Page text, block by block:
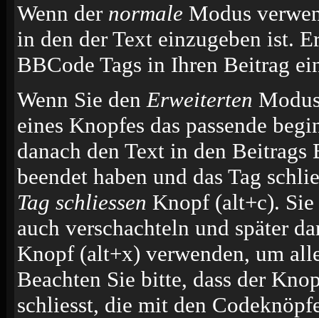
Wenn der normale Modus
in den der Text einzugeben ist.
BBCode Tags in Ihren Beitrag
Wenn Sie denErweiterten
eines Knopfes das passende
danach den Text in den Beitrags
beendet haben und das Tag
Tag schliessen Knopf (alt+c).
auch verschachteln und später
Knopf (alt+x) verwenden, um
Beachten Sie bitte, dass der
schliesst, die mit den